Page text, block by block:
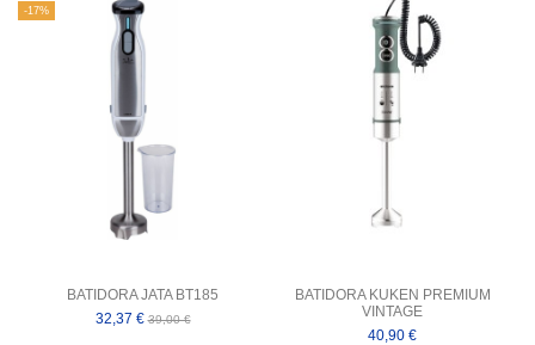
-17%
BATIDORA JATA BT185
32,37 €39,00 €
BATIDORA KUKEN PREMIUM
VINTAGE
40,90 €